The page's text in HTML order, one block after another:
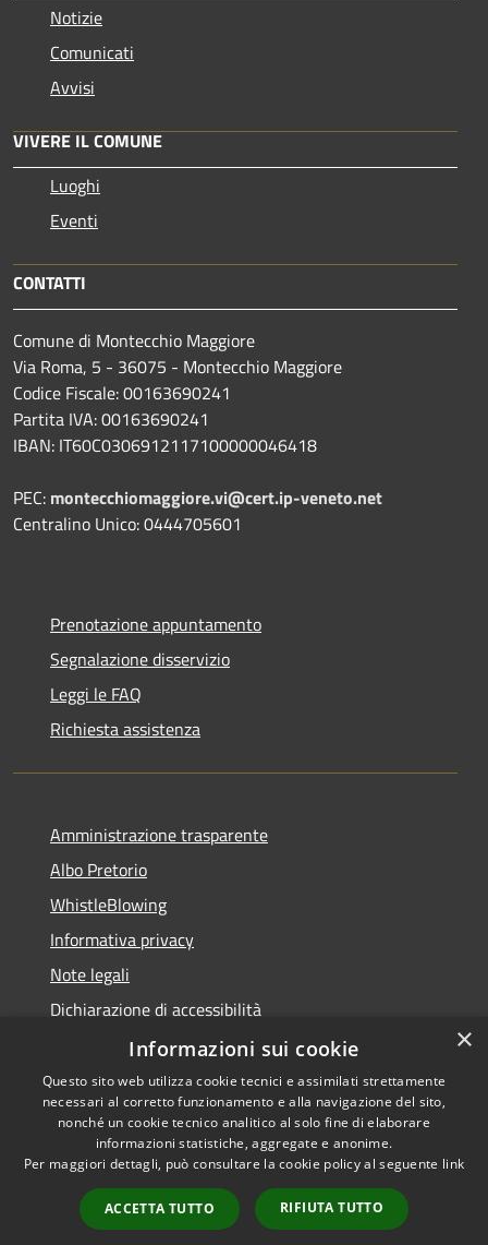
Notizie
Comunicati
Avvisi
VIVERE IL COMUNE
Luoghi
Eventi
CONTATTI
Comune di Montecchio Maggiore
Via Roma, 5 - 36075 - Montecchio Maggiore
Codice Fiscale: 00163690241
Partita IVA: 00163690241
IBAN: IT60C0306912117100000046418
PEC: montecchiomaggiore.vi@cert.ip-veneto.net
Centralino Unico: 0444705601
Prenotazione appuntamento
Segnalazione disservizio
Leggi le FAQ
Richiesta assistenza
Amministrazione trasparente
Albo Pretorio
WhistleBlowing
Informativa privacy
Note legali
Dichiarazione di accessibilità
Accessibilità
Privacy
Mappa del sito
Copyright © 2026 • Città di
Montecchio Maggiore •
Powered byMunicipium •
Accesso redazione
×
Informazioni sui cookie
Questo sito web utilizza cookie tecnici e assimilati strettamente
necessari al corretto funzionamento e alla navigazione del sito,
nonché un cookie tecnico analitico al solo fine di elaborare
informazioni statistiche, aggregate e anonime.
Per maggiori dettagli, può consultare la cookie policy al seguente link
ACCETTA TUTTO RIFIUTA TUTTO